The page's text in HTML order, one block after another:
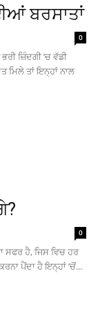
ਬਰਸਾਤਾਂ
0
ਜ਼ਿੰਦਗੀ ’ਚ ਵੱਡੀ
ਮਿਲੇ ਤਾਂ ਇਨ੍ਹਾਂ ਨਾਲ
0
ਸਫਰ ਹੈ, ਜਿਸ ਵਿਚ ਹਰ
ਪੈਂਦਾ ਹੈ ਇਨ੍ਹਾਂ ’ਚੋਂ...